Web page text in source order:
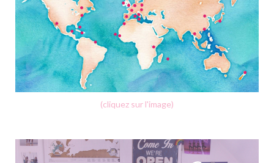
(cliquez sur l'image)